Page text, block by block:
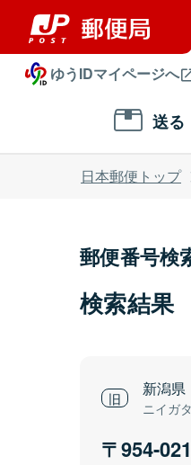
ゆうIDマイページへ
送る
日本郵便トップ
郵便番号検
検索結果
新潟県
ニイガ
954-